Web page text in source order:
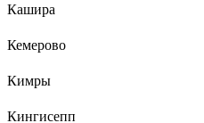
Кашира
Кемерово
Кимры
Кингисепп